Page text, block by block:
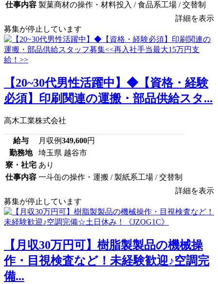
仕事内容 製菓商材の操作・材料投入 / 食品系工場 / 交替制
詳細を表示
募集が停止しています
【20~30代男性活躍中】◆【資格・経験
必須】印刷関連の運搬・部品供給スタ...
高木工業株式会社
給与 月収例349,600円
勤務地
埼玉県 越谷市
寮・社宅 あり
仕事内容 一斗缶の操作・運搬 / 製紙系工場 / 交替制
詳細を表示
募集が停止しています
【月収30万円可】樹脂製製品の機械操
作・目視検査など！未経験歓迎♪空調完
備...